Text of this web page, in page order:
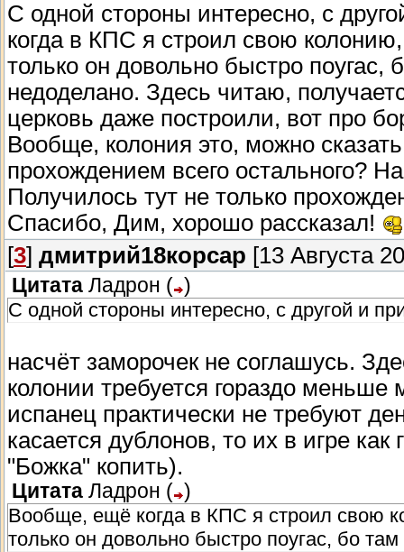
С одной стороны интересно, с
когда в КПС я строил свою
только он довольно быстро поугас,
недоделано. Здесь читаю,
церковь даже построили, вот про
Вообще, колония это, можно
прохождением всего остального?
Получилось тут не только
Спасибо, Дим, хорошо рассказал!
[3] дмитрий18корсар [13 Августа
Цитата Ладрон ( )
С одной стороны интересно, с другой и
насчёт заморочек не соглашусь.
колонии требуется гораздо меньше
испанец практически не требуют
касается дублонов, то их в игре
"Божка" копить).
Цитата Ладрон ( )
Вообще, ещё когда в КПС я строил свою
только он довольно быстро поугас, бо